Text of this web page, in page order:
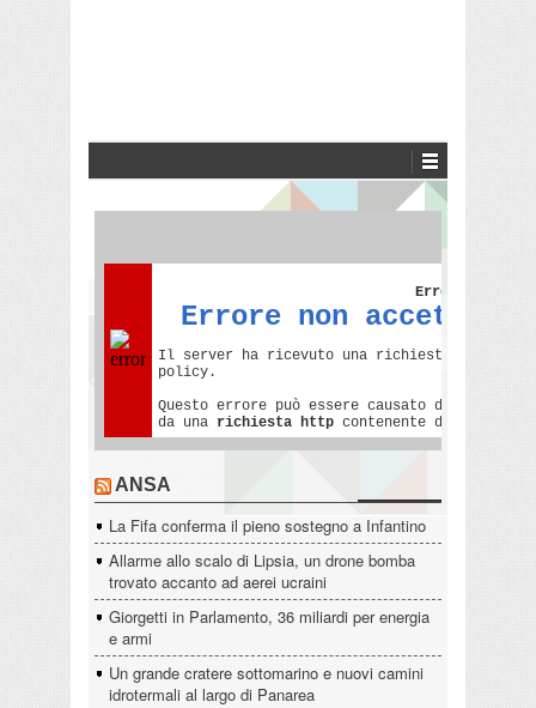
ANSA
La Fifa conferma il pieno sostegno a Infantino
Allarme allo scalo di Lipsia, un drone bomba
trovato accanto ad aerei ucraini
Giorgetti in Parlamento, 36 miliardi per energia
e armi
Un grande cratere sottomarino e nuovi camini
idrotermali al largo di Panarea